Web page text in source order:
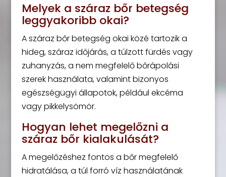
Melyek a száraz bőr betegség
leggyakoribb okai?
A száraz bőr betegség okai közé tartozik a
hideg, száraz időjárás, a túlzott fürdés vagy
zuhanyzás, a nem megfelelő bőrápolási
szerek használata, valamint bizonyos
egészségügyi állapotok, például ekcéma
vagy pikkelysömör.
Hogyan lehet megelőzni a
száraz bőr kialakulását?
A megelőzéshez fontos a bőr megfelelő
hidratálása, a túl forró víz használatának